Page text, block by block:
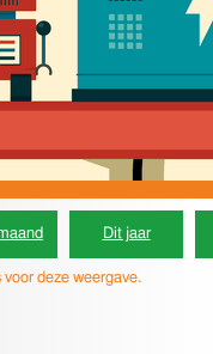
Dit jaar
voor deze weergave.